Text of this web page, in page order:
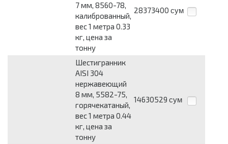
7 мм, 8560-78,
калиброванный,
вес 1 метра 0.33
кг, цена за
тонну
28373400 сум
Шестигранник
AISI 304
нержавеющий
8 мм, 5582-75,
горячекатаный,
вес 1 метра 0.44
кг, цена за
тонну
14630529 сум